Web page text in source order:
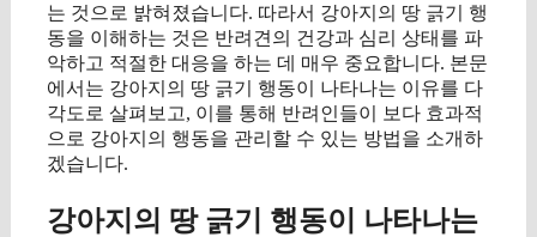
는 것으로 밝혀졌습니다. 따라서 강아지의 땅 긁기 행
동을 이해하는 것은 반려견의 건강과 심리 상태를 파
악하고 적절한 대응을 하는 데 매우 중요합니다. 본문
에서는 강아지의 땅 긁기 행동이 나타나는 이유를 다
각도로 살펴보고, 이를 통해 반려인들이 보다 효과적
으로 강아지의 행동을 관리할 수 있는 방법을 소개하
겠습니다.
강아지의 땅 긁기 행동이 나타나는